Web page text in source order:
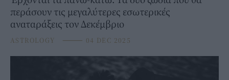
περάσουν τις μεγαλύτερες εσωτερικές
αναταράξεις τον Δεκέμβριο
ASTROLOGY ⸻ 04 DEC 2025